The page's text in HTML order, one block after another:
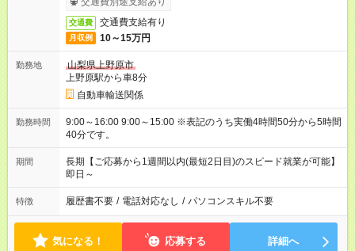
交通費 交通費支給有り
月収例 10～15万円
勤務地
山梨県上野原市
上野原駅から車8分
自動車輸送関係
勤務時間
9:00～16:00 9:00～15:00 ※表記のうち実働4時間50分から5時間
40分です。
期間
長期【ご応募から1週間以内(最短2日目)のスピード就業が可能】
即日～
特徴 履歴書不要 / 電話対応なし / パソコンスキル不要
気になる！ 応募する 詳細へ